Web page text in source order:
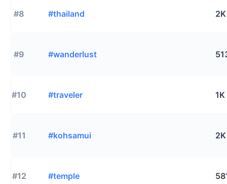
#8 #thailand 2K
#9 #wanderlust
#10 #traveler 1K
#11 #kohsamui 2K
#12 #temple